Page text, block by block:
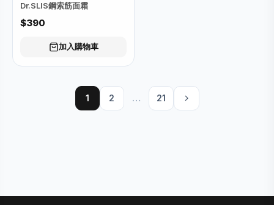
Dr.SLIS鋼索筋面霜
$390
加入購物車
1 2 … 21